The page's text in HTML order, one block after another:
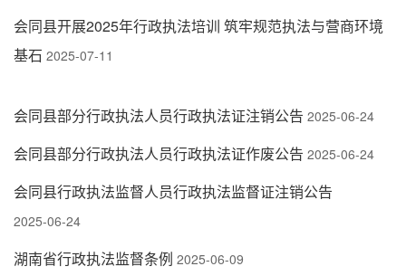
会同县开展2025年行政执法培训 筑牢规范执法与营商环境
基石 2025-07-11
会同县部分行政执法人员行政执法证注销公告 2025-06-24
会同县部分行政执法人员行政执法证作废公告 2025-06-24
会同县行政执法监督人员行政执法监督证注销公告
2025-06-24
湖南省行政执法监督条例 2025-06-09